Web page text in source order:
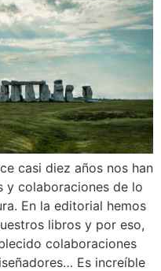
casi diez años nos han
y colaboraciones de lo
En la editorial hemos
libros y por eso,
colaboraciones
Es increíble